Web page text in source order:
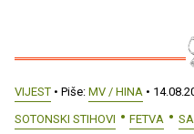
VIJEST • Piše: MV / HINA •
SOTONSKI STIHOVI
FETVA